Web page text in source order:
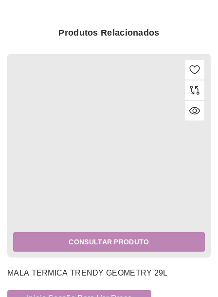
Produtos Relacionados
CONSULTAR PRODUTO
MALA TERMICA TRENDY GEOMETRY 29L